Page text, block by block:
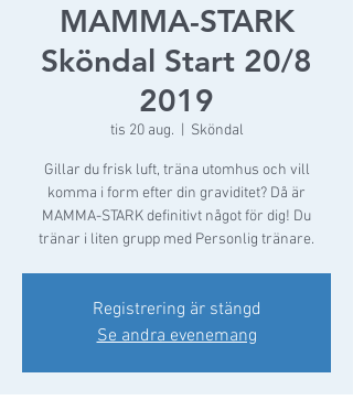
MAMMA-STARK
Sköndal Start 20/8
2019
tis 20 aug. Sköndal
Gillar du frisk luft, träna utomhus och vill
komma i form efter din graviditet? Då är
MAMMA-STARK definitivt något för dig! Du
tränar i liten grupp med Personlig tränare.
Registrering är stängd
Se andra evenemang